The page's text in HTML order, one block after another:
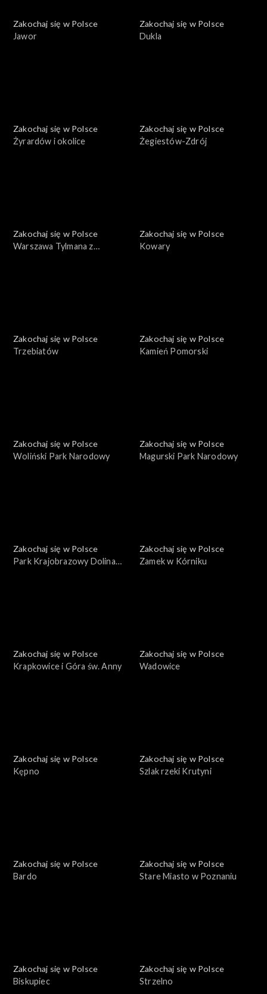
Zakochaj się w Polsce
Jawor
Zakochaj się w Polsce
Dukla
Zakochaj się w Polsce
Żyrardów i okolice
Zakochaj się w Polsce
Żegiestów-Zdrój
Zakochaj się w Polsce
Warszawa Tylmana z
Zakochaj się w Polsce
Kowary
Zakochaj się w Polsce
Trzebiatów
Zakochaj się w Polsce
Kamień Pomorski
Zakochaj się w Polsce
Woliński Park Narodowy
Zakochaj się w Polsce
Magurski Park Narodowy
Zakochaj się w Polsce
Park Krajobrazowy Dolina
Zakochaj się w Polsce
Zamek w Kórniku
Zakochaj się w Polsce
Krapkowice i Góra św. Anny
Zakochaj się w Polsce
Wadowice
Zakochaj się w Polsce
Kępno
Zakochaj się w Polsce
Szlak rzeki Krutyni
Zakochaj się w Polsce
Bardo
Zakochaj się w Polsce
Stare Miasto w Poznaniu
Zakochaj się w Polsce
Biskupiec
Zakochaj się w Polsce
Strzelno